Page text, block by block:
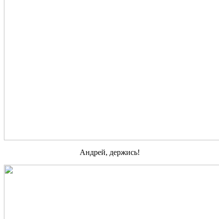
Андрей, держись!